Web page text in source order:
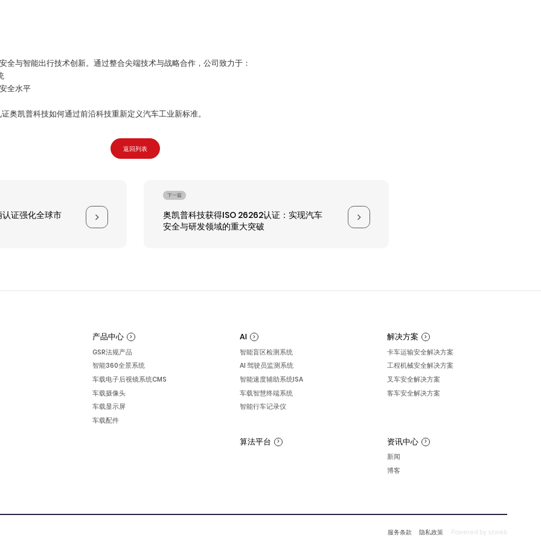
全与智能出行技术创新。通过整合尖端技术与战略合作，公司致力于：
全水平
奥凯普科技如何通过前沿科技重新定义汽车工业新标准。
返回列表
证强化全球市
下一篇
奥凯普科技获得ISO 26262认证：实现汽车
安全与研发领域的重大突破
产品中心
GSR法规产品
智能360全景系统
车载电子后视镜系统CMS
车载摄像头
车载显示屏
车载配件
AI
智能盲区检测系统
AI 驾驶员监测系统
智能速度辅助系统ISA
车载智慧终端系统
智能行车记录仪
解决方案
卡车运输安全解决方案
工程机械安全解决方案
叉车安全解决方案
客车安全解决方案
算法平台 资讯中心
新闻
博客
服务条款 隐私政策 Powered by szweb